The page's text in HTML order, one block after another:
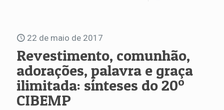
22 de maio de 2017
Revestimento, comunhão,
adorações, palavra e graça
ilimitada: sínteses do 20º
CIBEMP